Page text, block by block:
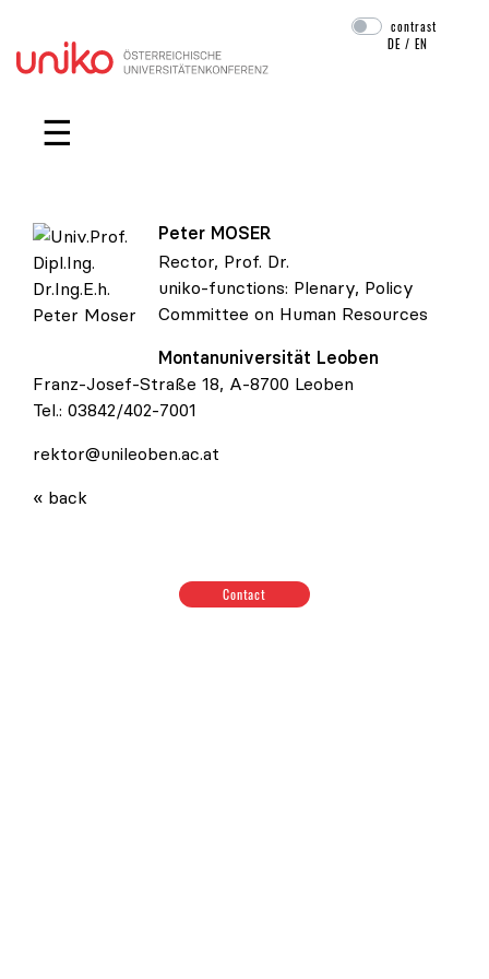
Skip navigation
contrast
DE /EN
☰
Peter MOSER
Rector, Prof. Dr.
uniko-functions: Plenary, Policy
Committee on Human Resources
Montanuniversität Leoben
Franz-Josef-Straße 18, A-8700 Leoben
Tel.: 03842/402-7001
rektor@unileoben.ac.at
« back
Contact